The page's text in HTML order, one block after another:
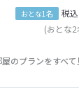
おとな1名 税込
(おとな
屋のプランをすべて